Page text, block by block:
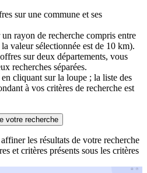
sur une commune et ses
rayon de recherche compris entre
valeur sélectionnée est de 10 km).
sur deux départements, vous
recherches séparées.
cliquant sur la loupe ; la liste des
à vos critères de recherche est
votre recherche
les résultats de votre recherche
et critères présents sous les critères